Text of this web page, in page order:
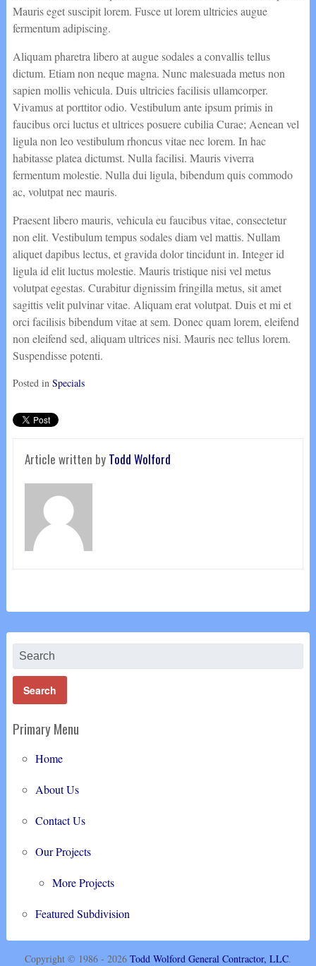
Mauris eget suscipit lorem. Fusce ut lorem ultricies augue
fermentum adipiscing.
Aliquam pharetra libero at augue sodales a convallis tellus
dictum. Etiam non neque magna. Nunc malesuada metus non
sapien mollis vehicula. Duis ultricies facilisis ullamcorper.
Vivamus at porttitor odio. Vestibulum ante ipsum primis in
faucibus orci luctus et ultrices posuere cubilia Curae; Aenean vel
ligula non leo vestibulum rhoncus vitae nec lorem. In hac
habitasse platea dictumst. Nulla facilisi. Mauris viverra
fermentum molestie. Nulla dui ligula, bibendum quis commodo
ac, volutpat nec mauris.
Praesent libero mauris, vehicula eu faucibus vitae, consectetur
non elit. Vestibulum tempus sodales diam vel mattis. Nullam
aliquet dapibus lectus, et gravida dolor tincidunt in. Integer id
ligula id elit luctus molestie. Mauris tristique nisi vel metus
volutpat egestas. Curabitur dignissim fringilla metus, sit amet
sagittis velit pulvinar vitae. Aliquam erat volutpat. Duis et mi et
orci facilisis bibendum vitae at sem. Donec quam lorem, eleifend
non eleifend sed, aliquam ultrices nisi. Mauris nec tellus lorem.
Suspendisse potenti.
Posted in Specials
Article written by Todd Wolford
Primary Menu
Home
About Us
Contact Us
Our Projects
More Projects
Featured Subdivision
Copyright © 1986 - 2026 Todd Wolford General Contractor, LLC.